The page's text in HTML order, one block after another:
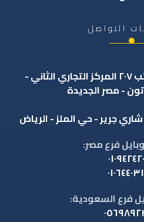
التواصل
مكتب ٢٠٧ المركز التجاري الثاني -
- مصر الجديدة
شاري جرير - حي الملز - الرياض
فرع مصر:
فرع السعودية: